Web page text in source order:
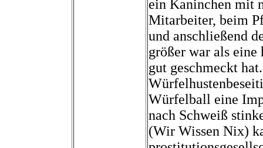
ein Kaninchen mit
Mitarbeiter, beim
und anschließend
größer war als eine
gut geschmeckt
Würfelball eine
nach Schweiß
(Wir Wissen Nix)